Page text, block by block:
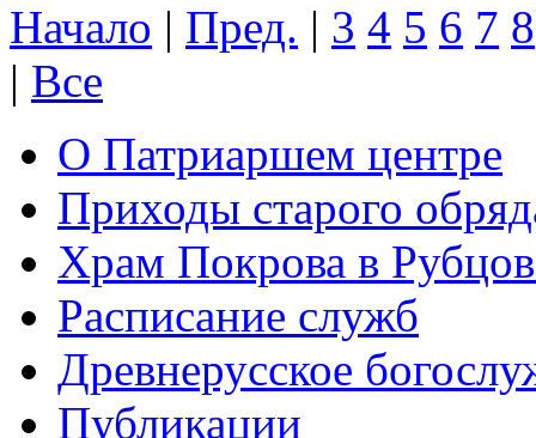
Начало | Пред. | 3 4 5 6 7 8
| Все
О Патриаршем центре
Приходы старого
Храм Покрова в
Расписание служб
Древнерусское
Публикации